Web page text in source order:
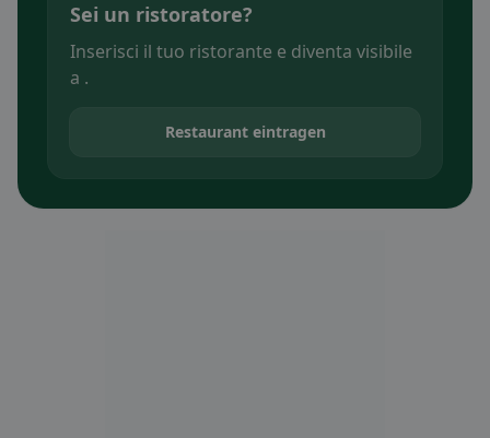
Sei un ristoratore?
Inserisci il tuo ristorante e diventa visibile
a .
Restaurant eintragen